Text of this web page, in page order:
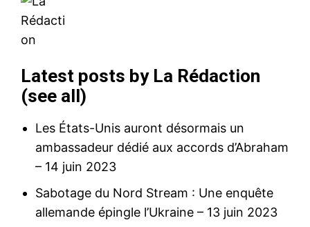
Latest posts by La Rédaction
(see all)
Les États-Unis auront désormais un
ambassadeur dédié aux accords d’Abraham
– 14 juin 2023
Sabotage du Nord Stream : Une enquête
allemande épingle l’Ukraine – 13 juin 2023